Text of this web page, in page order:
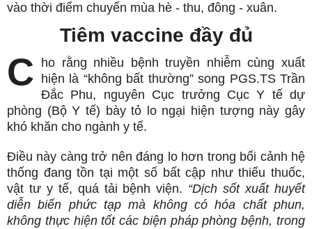
vào thời điểm chuyển mùa hè - thu, đông - xuân.
Tiêm vaccine đầy đủ
C
ho rằng nhiều bệnh truyền nhiễm cùng xuất
hiện là “không bất thường” song PGS.TS Trần
Đắc Phu, nguyên Cục trưởng Cục Y tế dự
phòng (Bộ Y tế) bày tỏ lo ngại hiện tượng này gây
khó khăn cho ngành y tế.
Điều này càng trở nên đáng lo hơn trong bối cảnh hệ
thống đang tồn tại một số bất cập như thiếu thuốc,
vật tư y tế, quá tải bệnh viện. “Dịch sốt xuất huyết
diễn biến phức tạp mà không có hóa chất phun,
không thực hiện tốt các biện pháp phòng bệnh, trong